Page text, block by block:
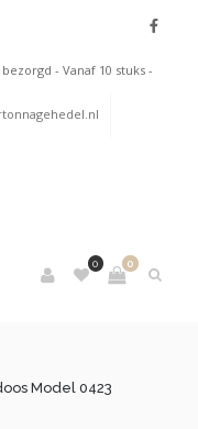
bezorgd - Vanaf 10 stuks -
0
0
Model 0423